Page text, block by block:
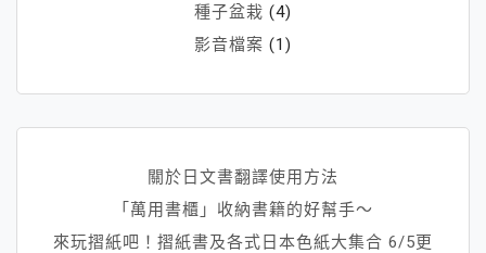
種子盆栽 (4)
影音檔案 (1)
關於日文書翻譯使用方法
「萬用書櫃」收納書籍的好幫手～
來玩摺紙吧！摺紙書及各式日本色紙大集合 6/5更